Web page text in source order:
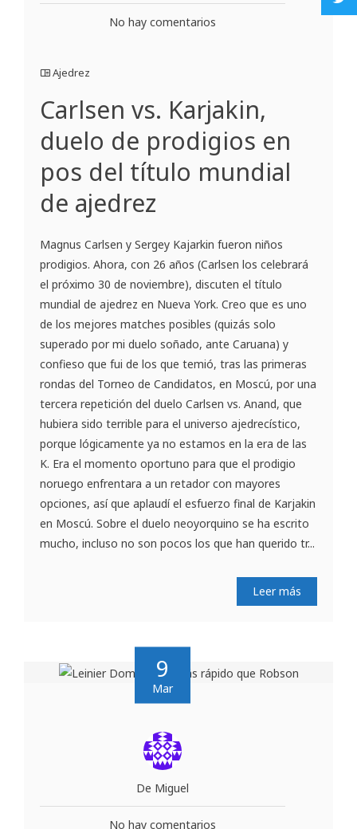
No hay comentarios
Ajedrez
Carlsen vs. Karjakin,
duelo de prodigios en
pos del título mundial
de ajedrez
Magnus Carlsen y Sergey Kajarkin fueron niños
prodigios. Ahora, con 26 años (Carlsen los celebrará
el próximo 30 de noviembre), discuten el título
mundial de ajedrez en Nueva York. Creo que es uno
de los mejores matches posibles (quizás solo
superado por mi duelo soñado, ante Caruana) y
confieso que fui de los que temió, tras las primeras
rondas del Torneo de Candidatos, en Moscú, por una
tercera repetición del duelo Carlsen vs. Anand, que
hubiera sido terrible para el universo ajedrecístico,
porque lógicamente ya no estamos en la era de las
K. Era el momento oportuno para que el prodigio
noruego enfrentara a un retador con mayores
opciones, así que aplaudí el esfuerzo final de Karjakin
en Moscú. Sobre el duelo neoyorquino se ha escrito
mucho, incluso no son pocos los que han querido tr...
Leer más
9
Mar
De Miguel
No hay comentarios